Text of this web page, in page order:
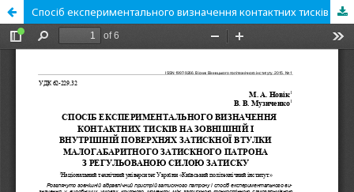
Спосіб експериментального визначення контактних тисків на зовнішній і внутрішній поверхнях затискної втулки малогабаритного затискного патрона з регульованою силою затиску